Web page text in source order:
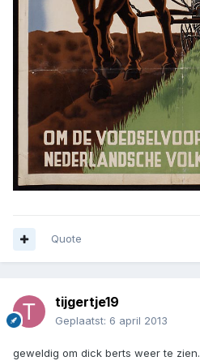
Quote
tijgertje19
Geplaatst: 6 april 2013
geweldig om dick berts weer te zien.